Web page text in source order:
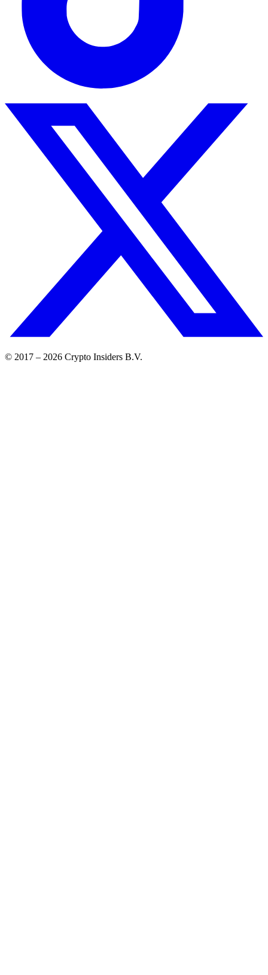
© 2017 – 2026 Crypto Insiders B.V.